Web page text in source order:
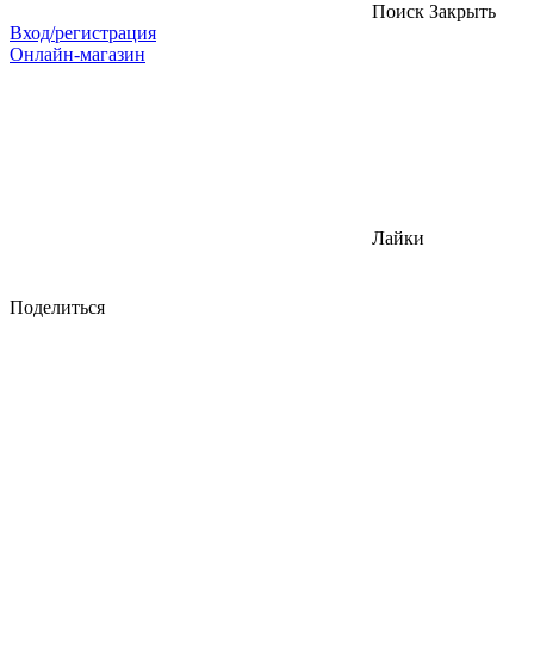
Поиск Закрыть
Вход/регистрация
Онлайн-магазин
Лайки
Поделиться